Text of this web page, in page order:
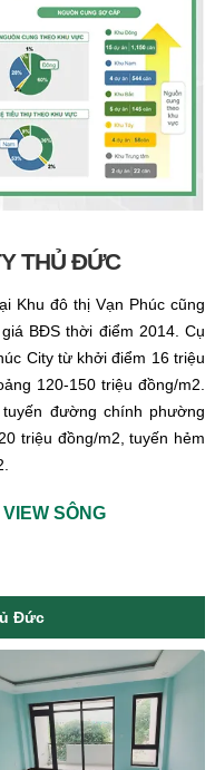
THỦ ĐỨC
Khu đô thị Vạn Phúc cũng
BĐS thời điểm 2014. Cụ
City từ khởi điểm 16 triệu
120-150 triệu đồng/m2.
đường chính phường
triệu đồng/m2, tuyến hẻm
SÔNG
Đức